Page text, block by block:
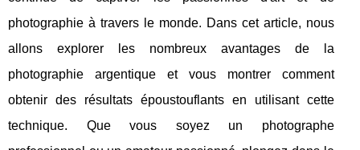
photographie à travers le monde. Dans cet article, nous
allons explorer les nombreux avantages de la
photographie argentique et vous montrer comment
obtenir des résultats époustouflants en utilisant cette
technique. Que vous soyez un photographe